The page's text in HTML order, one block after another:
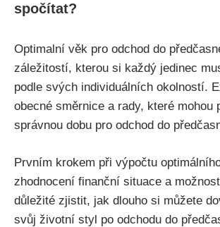
spočítat?
Optimalní věk pro odchod do
záležitostí, kterou si každý jedinec
podle svých individuálních okolností.
obecné směrnice a rady, které mohou
správnou dobu pro odchod do
Prvním krokem při výpočtu
zhodnocení finanční situace a
důležité zjistit, jak dlouho si můžete
svůj životní styl po odchodu do